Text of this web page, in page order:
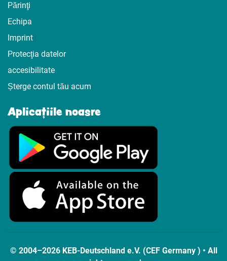
Părinţi
Echipa
Imprint
Protecţia datelor
accesibilitate
Șterge contul tău acum
Aplicațiile noasre
© 2004–2026 KEB-Deutschland e.V. (CEF Germany ) • All